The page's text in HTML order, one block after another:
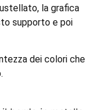
la grafica
supporto e poi
dei colori che